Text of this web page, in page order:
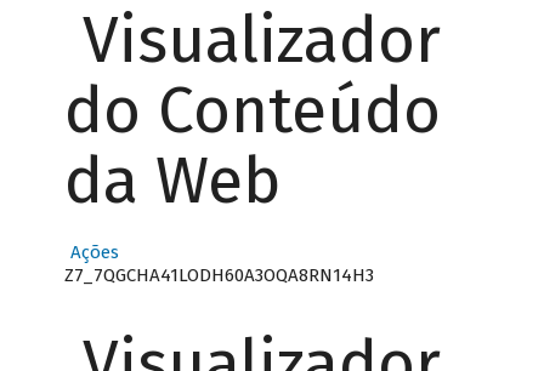
Visualizador
do Conteúdo
da Web
Ações
Z7_7QGCHA41LODH60A3OQA8RN14H3